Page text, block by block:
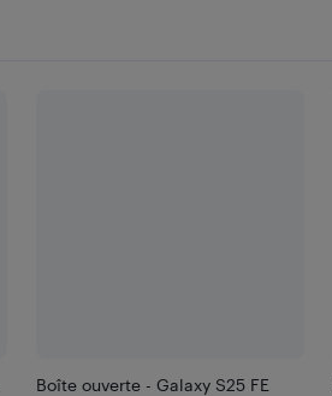
Boîte ouverte - Galaxy S25 FE